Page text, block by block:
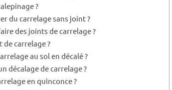
?
du carrelage sans joint ?
des joints de carrelage ?
carrelage ?
au sol en décalé ?
décalage de carrelage ?
en quinconce ?